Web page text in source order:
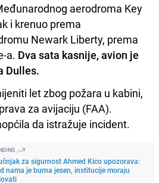
aerodroma Key
i krenuo prema
Newark Liberty, prema
a. Dva sata kasnije, avion je
Dulles.
let zbog požara u kabini,
za avijaciju (FAA).
da istražuje incident.
za sigurnost Ahmed Kico upozorava:
nama je burna jesen, institucije moraju